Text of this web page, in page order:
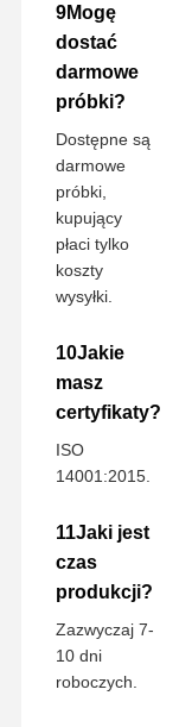
9Mogę
dostać
darmowe
próbki?
Dostępne są
darmowe
próbki,
kupujący
płaci tylko
koszty
wysyłki.
10Jakie
masz
certyfikaty?
ISO
14001:2015.
11Jaki jest
czas
produkcji?
Zazwyczaj 7-
10 dni
roboczych.